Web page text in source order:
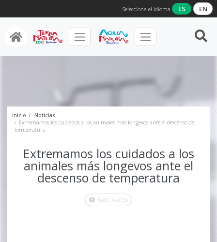
Selecciona el idioma ES EN
Inicio
Noticias
Extremamos los cuidados a los animales más longevos ante el descenso de
temperatura
Extremamos los cuidados a los
animales más longevos ante el
descenso de temperatura
hace 4 años